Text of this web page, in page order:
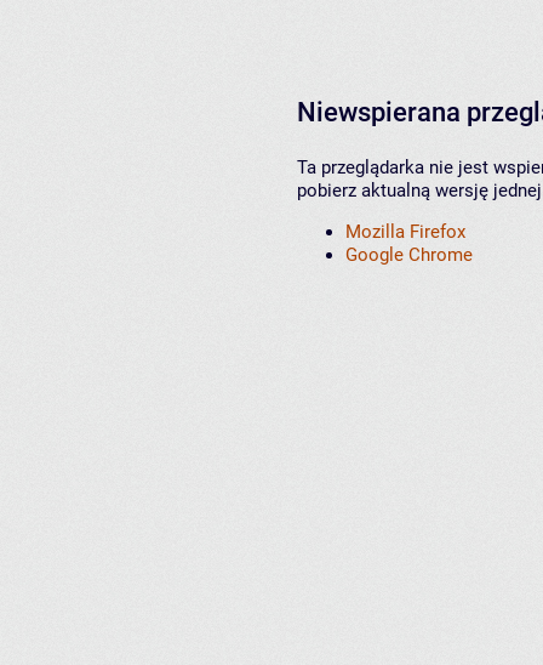
Niewspierana
Ta przeglądarka nie jest
pobierz aktualną wersję
Mozilla Firefox
Google Chrome